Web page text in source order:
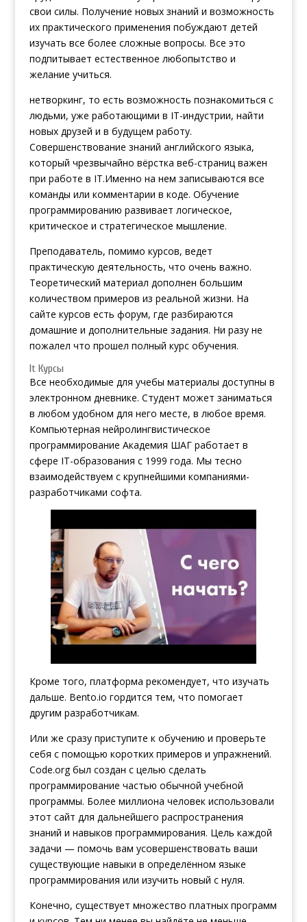
свои силы. Получение новых знаний и возможность
их практического применения побуждают детей
изучать все более сложные вопросы. Все это
подпитывает естественное любопытство и
желание учиться.
нетворкинг, то есть возможность познакомиться с
людьми, уже работающими в IT-индустрии, найти
новых друзей и в будущем работу.
Совершенствование знаний английского языка,
который чрезвычайно вёрстка веб-страниц важен
при работе в IT.Именно на нем записываются все
команды или комментарии в коде. Обучение
программированию развивает логическое,
критическое и стратегическое мышление.
Преподаватель, помимо курсов, ведет
практическую деятельность, что очень важно.
Теоретический материал дополнен большим
количеством примеров из реальной жизни. На
сайте курсов есть форум, где разбираются
домашние и дополнительные задания. Ни разу не
пожалел что прошел полный курс обучения.
It Курсы
Все необходимые для учебы материалы доступны в
электронном дневнике. Студент может заниматься
в любом удобном для него месте, в любое время.
Компьютерная нейролингвистическое
программирование Академия ШАГ работает в
сфере IT-образования с 1999 года. Мы тесно
взаимодействуем с крупнейшими компаниями-
разработчиками софта.
Кроме того, платформа рекомендует, что изучать
дальше. Bento.io гордится тем, что помогает
другим разработчикам.
Или же сразу приступите к обучению и проверьте
себя с помощью коротких примеров и упражнений.
Code.org был создан с целью сделать
программирование частью обычной учебной
программы. Более миллиона человек использовали
этот сайт для дальнейшего распространения
знаний и навыков программирования. Цель каждой
задачи — помочь вам усовершенствовать ваши
существующие навыки в определённом языке
программирования или изучить новый с нуля.
Конечно, существует множество платных программ